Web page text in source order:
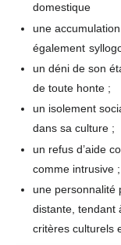
domestique
une
également
un déni de son
de toute honte ;
un isolement
dans sa culture ;
un refus d’aide
comme intrusive ;
une personnalité
distante, tendant
critères culturels